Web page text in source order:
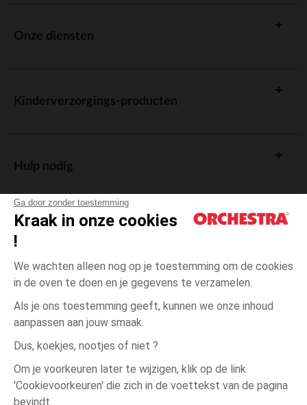
Ga door zonder toestemming
Kraak in onze cookies
!
We wachten alleen nog op je toestemming om de cookies
in de oven te doen en je gegevens te verzamelen.
Als je ons toestemming geeft, kunnen we onze inhoud
aanpassen aan jouw smaak.
Dus, koekjes, nootjes of niet ?
Om je voorkeuren later te wijzigen, klik op de link
'Cookievoorkeuren' die zich in de voettekst van de pagina
bevindt.
Ecru Ecru
3
Onze diensten
Kinderverzorgings-producten
Hulp nodig
Algemene verkoopsvoorwaarden
Wettelijke bepalingen
Persoonsgegevens